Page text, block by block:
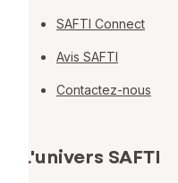
SAFTI Connect
Avis SAFTI
Contactez-nous
L'univers SAFTI